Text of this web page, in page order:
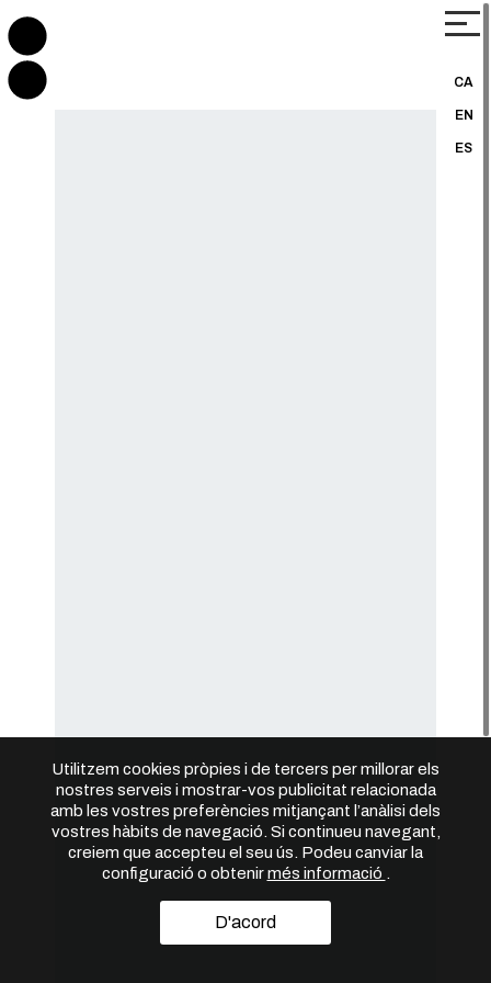
CA
EN
ES
Utilitzem cookies pròpies i de tercers per millorar els
nostres serveis i mostrar-vos publicitat relacionada
amb les vostres preferències mitjançant l’anàlisi dels
vostres hàbits de navegació. Si continueu navegant,
creiem que accepteu el seu ús. Podeu canviar la
configuració o obtenirmés informació
D'acord